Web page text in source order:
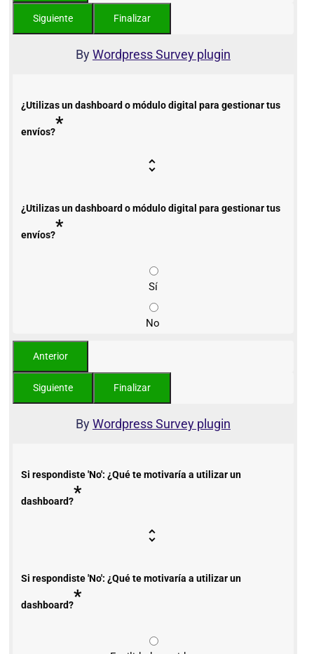
ByWordpress Survey plugin
¿Utilizas un dashboard o módulo digital para gestionar tus
envíos?*
¿Utilizas un dashboard o módulo digital para gestionar tus
envíos?*
Sí
No
ByWordpress Survey plugin
Si respondiste 'No': ¿Qué te motivaría a utilizar un
dashboard?*
Si respondiste 'No': ¿Qué te motivaría a utilizar un
dashboard?*